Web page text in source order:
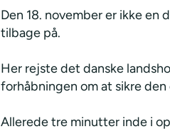
Den 18. november er ikke en
tilbage på.
Her rejste det danske
forhåbningen om at sikre
Allerede tre minutter inde i